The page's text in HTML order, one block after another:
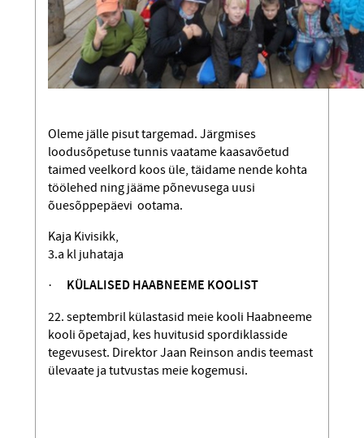
Oleme jälle pisut targemad. Järgmises
loodusõpetuse tunnis vaatame kaasavõetud
taimed veelkord koos üle, täidame nende kohta
töölehed ning jääme põnevusega uusi
õuesõppepäevi ootama.
Kaja Kivisikk,
3.a kl juhataja
· KÜLALISED HAABNEEME KOOLIST
22. septembril külastasid meie kooli Haabneeme
kooli õpetajad, kes huvitusid spordiklasside
tegevusest. Direktor Jaan Reinson andis teemast
ülevaate ja tutvustas meie kogemusi.